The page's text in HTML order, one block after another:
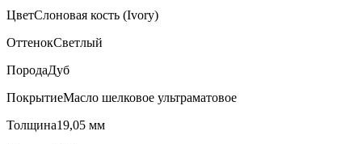
ЦветСлоновая кость (Ivory)
ОттенокСветлый
ПородаДуб
ПокрытиеМасло шелковое ультраматовое
Толщина19,05 мм